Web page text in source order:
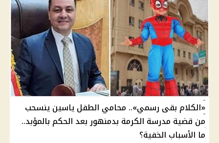
«الكلام بقى رسمي».. محامي الطفل ياسين ينسحب
من قضية مدرسة الكرمة بدمنهور بعد الحكم بالمؤبد..
ما الأسباب الخفية؟